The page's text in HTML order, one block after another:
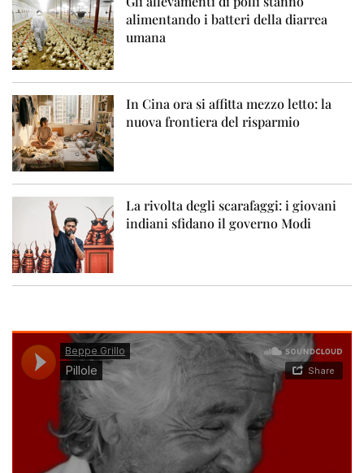
alimentando i batteri della diarrea
umana
In Cina ora si affitta mezzo letto: la
nuova frontiera del risparmio
La rivolta degli scarafaggi: i giovani
indiani sfidano il governo Modi